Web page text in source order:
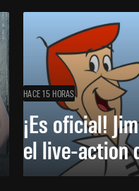
HACE 15 HORAS
¡Es oficial!
el live-action